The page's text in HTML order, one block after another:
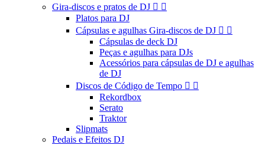
Gira-discos e pratos de DJ  
Platos para DJ
Cápsulas e agulhas Gira-discos de DJ  
Cápsulas de deck DJ
Peças e agulhas para DJs
Acessórios para cápsulas de DJ e agulhas
de DJ
Discos de Código de Tempo  
Rekordbox
Serato
Traktor
Slipmats
Pedais e Efeitos DJ